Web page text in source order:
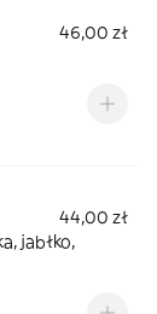
46,00 zł
44,00 zł
jabłko,